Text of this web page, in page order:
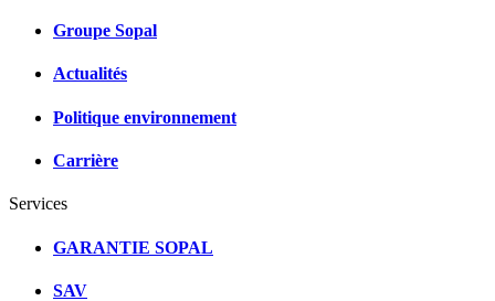
Groupe Sopal
Actualités
Politique environnement
Carrière
Services
GARANTIE SOPAL
SAV